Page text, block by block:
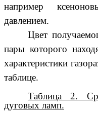
например
давлением.
Цвет
пары которого
характеристики
таблице.
Таблица 2.
дуговых ламп.